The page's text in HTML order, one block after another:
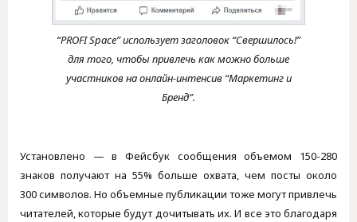
“PROFI Space” использует заголовок “Свершилось!”
для того, чтобы привлечь как можно больше
участников на онлайн-интенсив “Маркетинг и
Бренд”.
Установлено — в Фейсбук сообщения объемом 150-280
знаков получают на 55% больше охвата, чем посты около
300 символов. Но объемные публикации тоже могут привлечь
читателей, которые будут дочитывать их. И все это благодаря